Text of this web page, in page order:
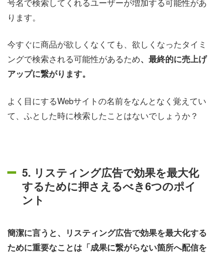
ります。
今すぐに商品が欲しくなくても、欲しくなったタイミ
ングで検索される可能性があるため、最終的に売上げ
アップに繋がります。
よく目にするWebサイトの名前をなんとなく覚えてい
て、ふとした時に検索したことはないでしょうか？
5. リスティング広告で効果を最大化
するために押さえるべき6つのポイ
ント
簡潔に言うと、リスティング広告で効果を最大化する
ために重要なことは「成果に繋がらない箇所へ配信を